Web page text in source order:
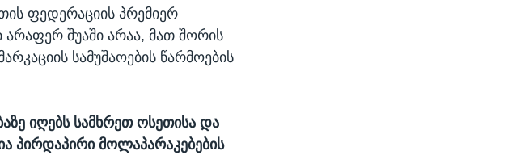
ფედერაციის პრემიერ
არაფერ შუაში არაა, მათ შორის
სამუშაოების წარმოების
იღებს სამხრეთ ოსეთისა და
პირდაპირი მოლაპარაკებების